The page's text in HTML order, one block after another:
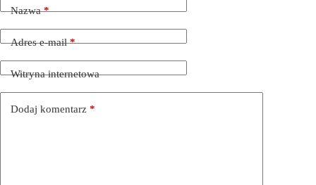
Nazwa*
Adres e-mail*
Witryna internetowa
Dodaj komentarz *